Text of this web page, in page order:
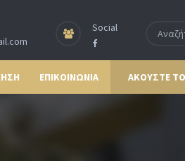
Social
ΕΠΙΚΟΙΝΩΝΙΑ ΑΚΟΥΣΤΕ